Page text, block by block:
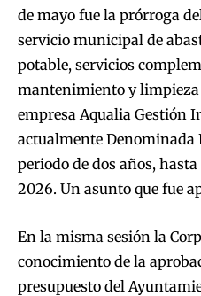
de mayo fue la prórroga
servicio municipal de
potable, servicios
mantenimiento y
empresa Aqualia Gestión
actualmente Denominada
periodo de dos años,
2026. Un asunto que fue
En la misma sesión la
conocimiento de la
presupuesto del